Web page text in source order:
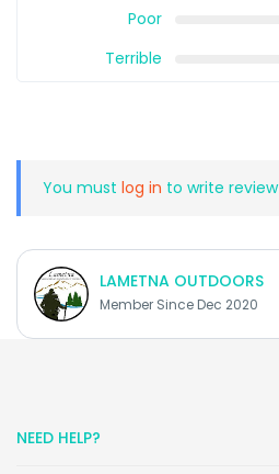
Poor
Terrible
You must log in to write review
LAMETNA OUTDOORS
Member Since Dec 2020
NEED HELP?